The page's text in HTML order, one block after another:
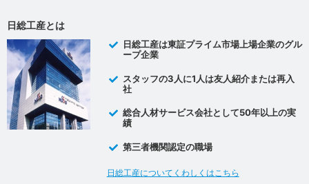
日総工産とは
日総工産は東証プライム市場上場企業のグル
ープ企業
スタッフの3人に1人は友人紹介または再入
社
総合人材サービス会社として50年以上の実
績
第三者機関認定の職場
日総工産についてくわしくはこちら